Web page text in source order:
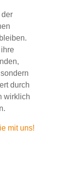
durch
wirklich
mit uns!